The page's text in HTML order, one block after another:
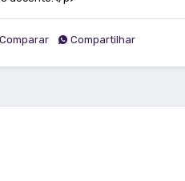
Comparar Compartilhar